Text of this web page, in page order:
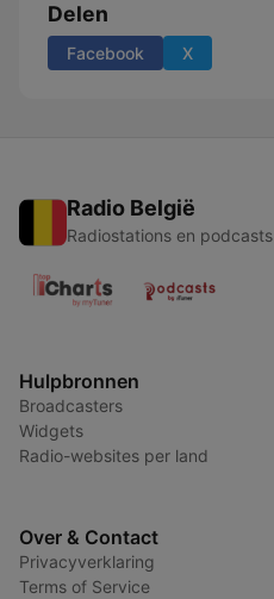
Delen
Facebook X
Radio België
Radiostations en podcasts
Hulpbronnen
Broadcasters
Widgets
Radio-websites per land
Over & Contact
Privacyverklaring
Terms of Service